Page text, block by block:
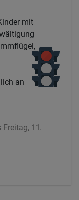
mit
an
Freitag, 11.